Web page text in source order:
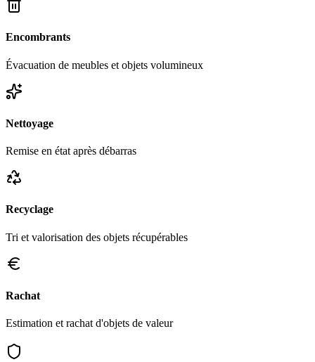
Encombrants
Évacuation de meubles et objets volumineux
Nettoyage
Remise en état après débarras
Recyclage
Tri et valorisation des objets récupérables
Rachat
Estimation et rachat d'objets de valeur